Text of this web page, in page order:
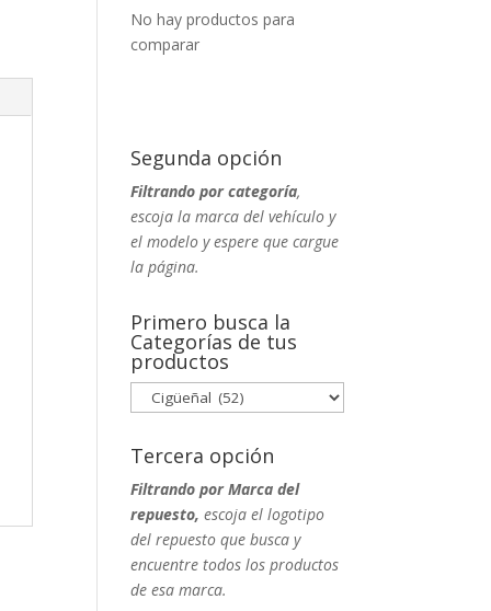
No hay productos para
comparar
Segunda opción
Filtrando por categoría,
escoja la marca del vehículo y
el modelo y espere que cargue
la página.
Primero busca la
Categorías de tus
productos
Tercera opción
Filtrando por Marca del
repuesto, escoja el logotipo
del repuesto que busca y
encuentre todos los productos
de esa marca.